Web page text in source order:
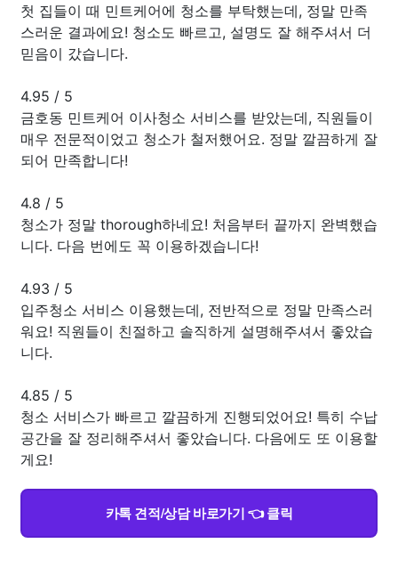
첫 집들이 때 민트케어에 청소를 부탁했는데, 정말 만족
스러운 결과에요! 청소도 빠르고, 설명도 잘 해주셔서 더
믿음이 갔습니다.
4.95 / 5
금호동 민트케어 이사청소 서비스를 받았는데, 직원들이
매우 전문적이었고 청소가 철저했어요. 정말 깔끔하게 잘
되어 만족합니다!
4.8 / 5
청소가 정말 thorough하네요! 처음부터 끝까지 완벽했습
니다. 다음 번에도 꼭 이용하겠습니다!
4.93 / 5
입주청소 서비스 이용했는데, 전반적으로 정말 만족스러
워요! 직원들이 친절하고 솔직하게 설명해주셔서 좋았습
니다.
4.85 / 5
청소 서비스가 빠르고 깔끔하게 진행되었어요! 특히 수납
공간을 잘 정리해주셔서 좋았습니다. 다음에도 또 이용할
게요!
카톡 견적/상담 바로가기 👈 클릭